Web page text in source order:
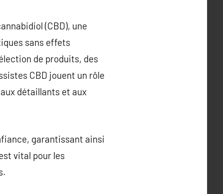
(CBD), une
sans effets
de produits, des
CBD jouent un rôle
détaillants et aux
garantissant ainsi
vital pour les